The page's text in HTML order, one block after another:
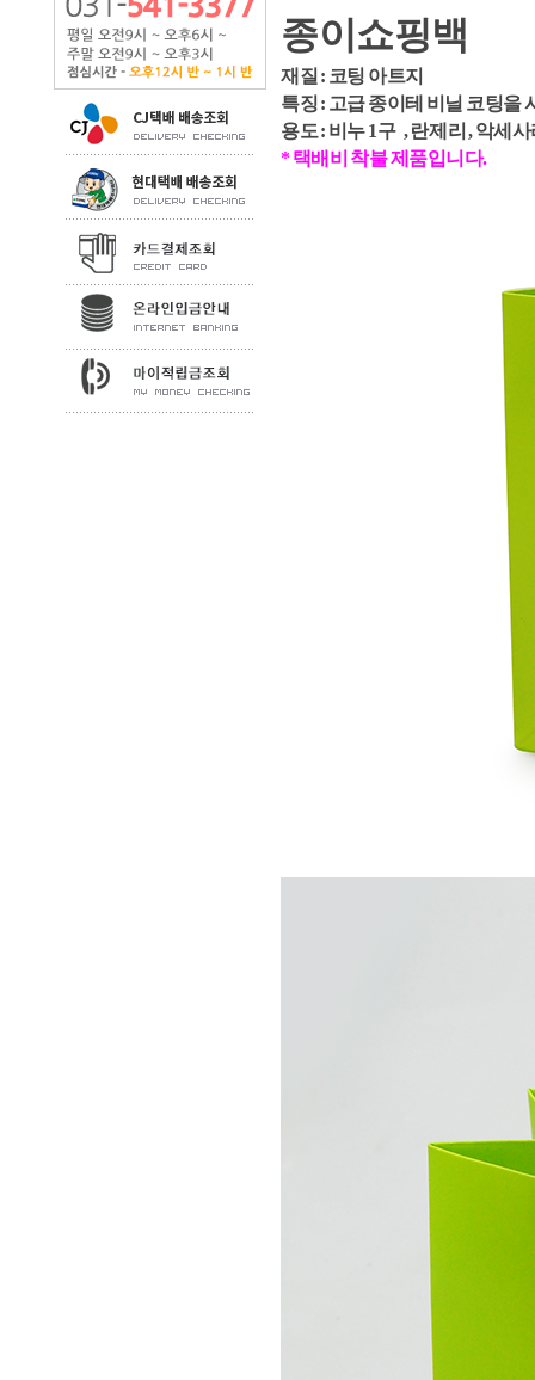
종이쇼핑백
재질 : 코팅 아트지
특징 : 고급 종이테 비닐 코팅을
용도 : 비누 1구 , 란제리 , 악세
* 택배비 착불 제품입니다.